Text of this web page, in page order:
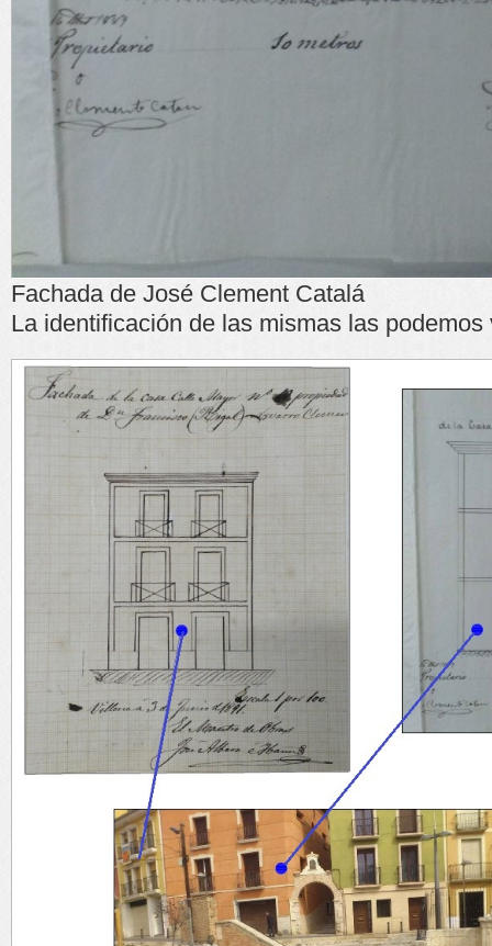
Fachada de José Clement Catalá
La identificación de las mismas las